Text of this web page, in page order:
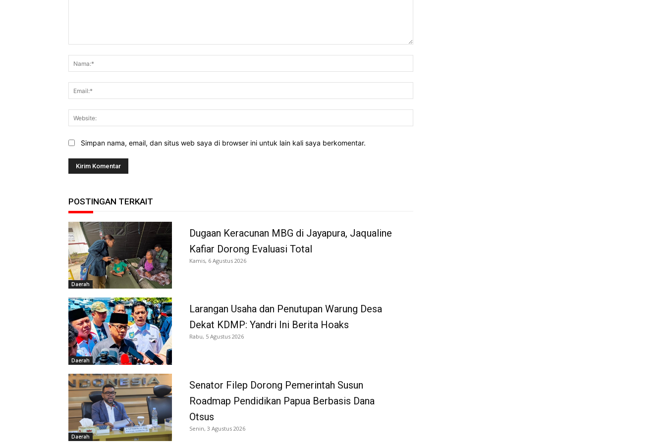
Simpan nama, email, dan situs web saya di browser ini untuk lain kali saya berkomentar.
POSTINGAN TERKAIT
Daerah
Dugaan Keracunan MBG di Jayapura, Jaqualine
Kafiar Dorong Evaluasi Total
Kamis, 6 Agustus 2026
Daerah
Larangan Usaha dan Penutupan Warung Desa
Dekat KDMP: Yandri Ini Berita Hoaks
Rabu, 5 Agustus 2026
Daerah
Senator Filep Dorong Pemerintah Susun
Roadmap Pendidikan Papua Berbasis Dana
Otsus
Senin, 3 Agustus 2026